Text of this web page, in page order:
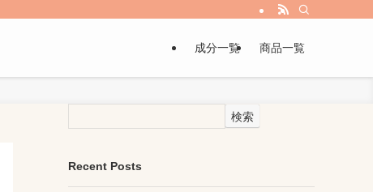
成分一覧 商品一覧
検索
Recent Posts